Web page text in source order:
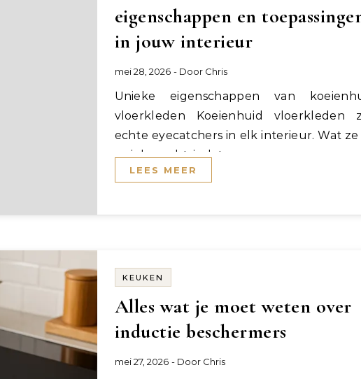
eigenschappen en
in jouw interieur
mei 28, 2026 - Door Chris
Unieke eigenschappen van koeienhuid
vloerkleden Koeienhuid vloerkleden
echte eyecatchers in elk interieur. Wat ze
uniek maakt, is dat…
LEES MEER
KEUKEN
Alles wat je moet weten over
inductie beschermers
mei 27, 2026 - Door Chris